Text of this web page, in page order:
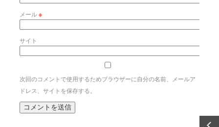
メール※
サイト
次回のコメントで使用するためブラウザーに自分の名前、メールア
ドレス、サイトを保存する。